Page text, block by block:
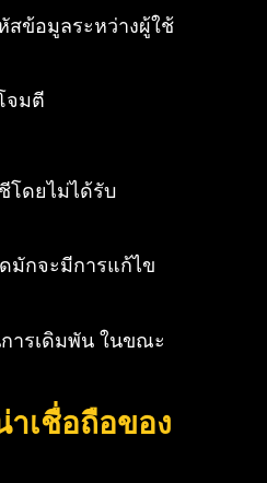
สข้อมูลระหว่างผู้ใช้
จมตี
โดยไม่ได้รับ
มักจะมีการแก้ไข
ารเดิมพัน ในขณะ
เชื่อถือของ